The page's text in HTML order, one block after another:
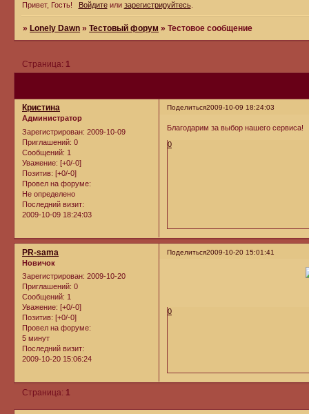
Привет, Гость! Войдитеили зарегистрируйтесь.
» Lonely Dawn »Тестовый форум »Тестовое сообщение
Страница: 1
Поделиться2009-10-09 18:24:03
Кристина
Администратор
Зарегистрирован: 2009-10-09
Приглашений: 0
Сообщений: 1
Уважение: [+0/-0]
Позитив: [+0/-0]
Провел на форуме:
Не определено
Последний визит:
2009-10-09 18:24:03
Благодарим за выбор нашего сервиса!
0
Поделиться2009-10-20 15:01:41
PR-sama
Новичок
Зарегистрирован: 2009-10-20
Приглашений: 0
Сообщений: 1
Уважение: [+0/-0]
Позитив: [+0/-0]
Провел на форуме:
5 минут
Последний визит:
2009-10-20 15:06:24
0
Страница: 1